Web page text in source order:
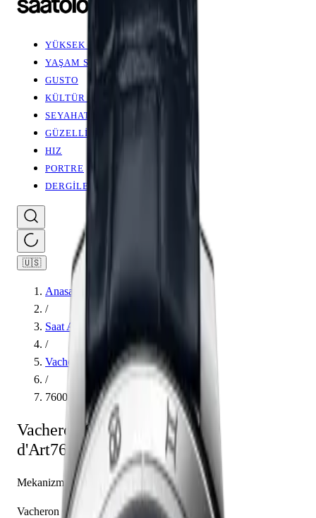
YÜKSEK SAATÇİLİK
YAŞAM STİLİ
GUSTO
KÜLTÜR SANAT
SEYAHAT
GÜZELLİK
HIZ
PORTRE
DERGİLER
🇺🇸
Anasayfa
/
Saat Ansiklopedisi
/
Vacheron Constantin
/
7600U/000G-B226
Vacheron Constantin
Métiers
d'Art7600U/000G-B226
Mekanizma
Vacheron Constantin caliber 2460 RT